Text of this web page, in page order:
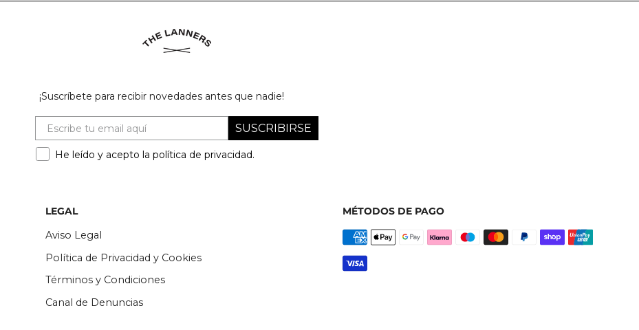
¡Suscríbete para recibir novedades antes que nadie!
SUSCRIBIRSE
He leído y acepto la política de privacidad.
LEGAL
Aviso Legal
Política de Privacidad y Cookies
Términos y Condiciones
Canal de Denuncias
MÉTODOS DE PAGO